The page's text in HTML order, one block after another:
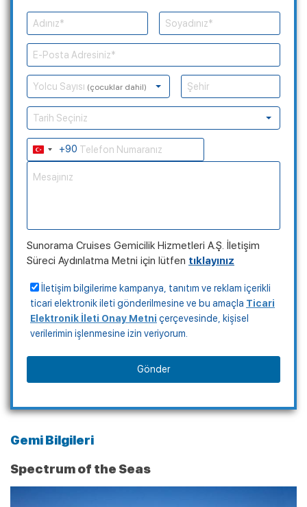
Yolcu Sayısı (çocuklar dahil)
Tarih Seçiniz
Turkey+90
Sunorama Cruises Gemicilik Hizmetleri A.Ş. İletişim
Süreci Aydınlatma Metni için lütfen tıklayınız
İletişim bilgilerime kampanya, tanıtım ve reklam içerikli
ticari elektronik ileti gönderilmesine ve bu amaçla Ticari
Elektronik İleti Onay Metni çerçevesinde, kişisel
verilerimin işlenmesine izin veriyorum.
Gönder
Gemi Bilgileri
Spectrum of the Seas